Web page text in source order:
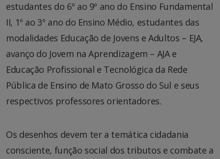
estudantes do 6º ao 9º ano do Ensino Fundamental
II, 1º ao 3º ano do Ensino Médio, estudantes das
modalidades Educação de Jovens e Adultos – EJA,
avanço do Jovem na Aprendizagem – AJA e
Educação Profissional e Tecnológica da Rede
Pública de Ensino de Mato Grosso do Sul e seus
respectivos professores orientadores.
Os desenhos devem ter a temática cidadania
consciente, função social dos tributos e combate a